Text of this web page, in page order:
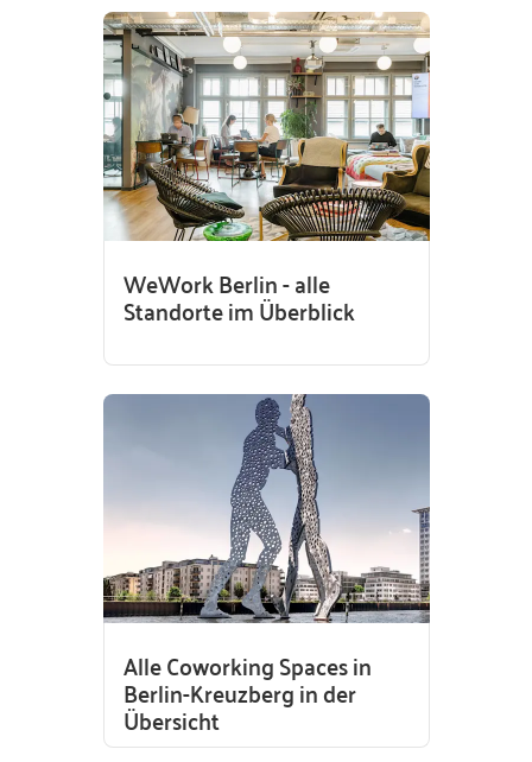
WeWork Berlin - alle
Standorte im Überblick
Alle Coworking Spaces in
Berlin-Kreuzberg in der
Übersicht